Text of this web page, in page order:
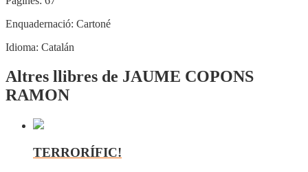
Enquadernació: Cartoné
Idioma: Catalán
Altres llibres de JAUME COPONS
RAMON
TERRORÍFIC!